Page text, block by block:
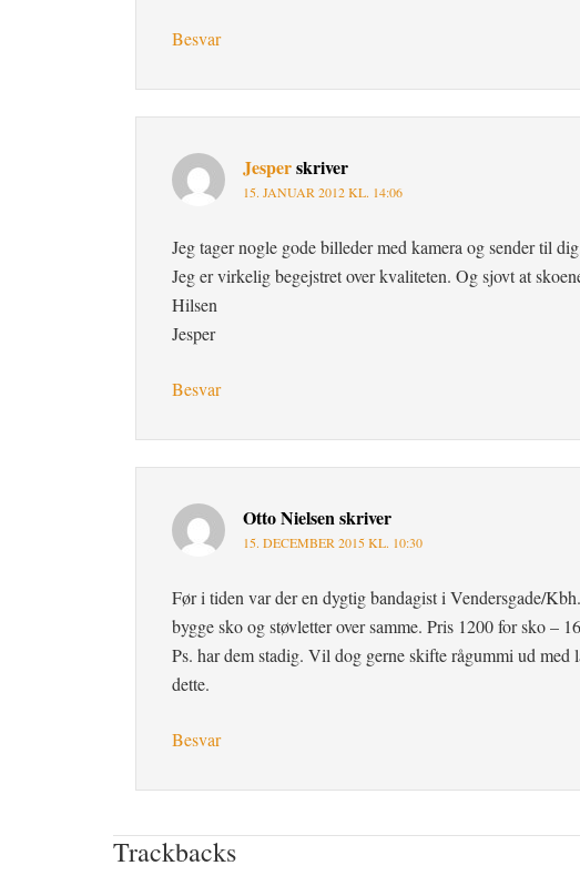
Besvar
Jesperskriver
15. JANUAR 2012 KL. 14:06
Jeg tager nogle gode billeder med kamera og sender til
Jeg er virkelig begejstret over kvaliteten. Og sjovt at
Hilsen
Jesper
Besvar
Otto Nielsenskriver
15. DECEMBER 2015 KL. 10:30
Før i tiden var der en dygtig bandagist i Vendersgade/
bygge sko og støvletter over samme. Pris 1200 for sko –
Ps. har dem stadig. Vil dog gerne skifte rågummi ud
dette.
Besvar
Trackbacks